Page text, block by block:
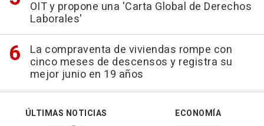
OIT y propone una 'Carta Global de Derechos
Laborales'
La compraventa de viviendas rompe con
cinco meses de descensos y registra su
mejor junio en 19 años
ÚLTIMAS NOTICIAS
ECONOMÍA